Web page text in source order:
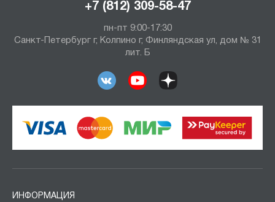
+7 (812) 309-58-47
пн-пт 9:00-17:30
Санкт-Петербург г, Колпино г, Финляндская ул, дом № 31
лит. Б
ИНФОРМАЦИЯ